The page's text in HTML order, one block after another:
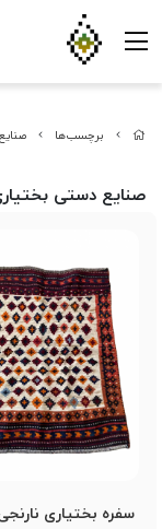
برچسب‌ها
صنایع دستی
سفره بختیاری